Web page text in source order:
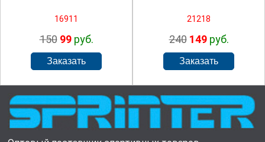
16911
150 99руб.
21218
240 149руб.